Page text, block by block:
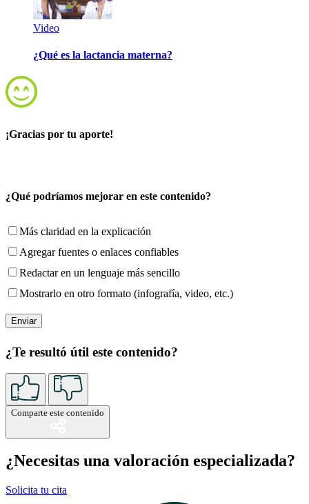
Video
¿Qué es la lactancia materna?
¡Gracias por tu aporte!
¿Qué podríamos mejorar en este contenido?
Más claridad en la explicación
Agregar fuentes o enlaces confiables
Redactar en un lenguaje más sencillo
Mostrarlo en otro formato (infografía, video, etc.)
¿Te resultó útil este contenido?
Comparte este contenido
¿Necesitas una valoración especializada?
Solicita tu cita